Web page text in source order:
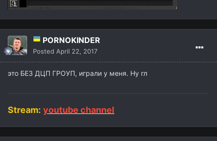
PORNOKINDER
Posted April 22, 2017
это БЕЗ ДЦП ГРОУП, играли у меня. Ну гл
Stream: youtube channel